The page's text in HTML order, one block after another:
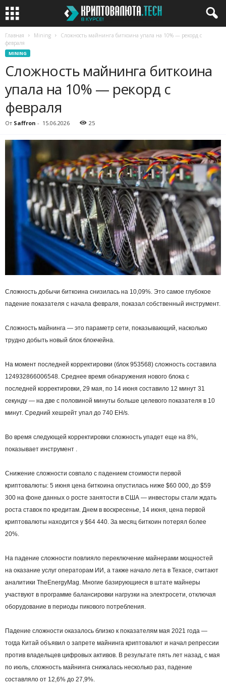
Главная Mining
Сложность майнинга биткоина упала на 10% — рекорд с
февраля
MINING
Сложность майнинга биткоина
упала на 10% — рекорд с
февраля
От Saffron - 15.06.2026 25
Сложность добычи биткоина снизилась на 10,09%. Это самое глубокое
падение показателя с начала февраля, показал собственный инструмент.
Сложность майнинга — это параметр сети, показывающий, насколько
трудно добыть новый блок блокчейна.
На момент последней корректировки (блок 953568) сложность составила
124932866006548. Среднее время обнаружения нового блока с
последней корректировки, 29 мая, по 14 июня составило 12 минут 31
секунду — на две с половиной минуты больше целевого показателя в 10
минут. Средний хешрейт упал до 740 EH/s.
Во время следующей корректировки сложность упадет еще на 8%,
показывает инструмент .
Снижение сложности совпало с падением стоимости первой
криптовалюты: 5 июня цена биткоина опустилась ниже $60 000, до $59
300 на фоне данных о росте занятости в США — инвесторы стали ждать
роста ставок по кредитам. Днем в воскресенье, 14 июня, цена первой
криптовалюты находится у $64 440. За месяц биткоин потерял более
20%.
На падение сложности повлияло переключение майнерами мощностей
на оказание услуг операторам ИИ, а также начало лета в Техасе, считают
аналитики TheEnergyMag. Многие базирующиеся в штате майнеры
участвуют в программе балансировки нагрузки на электросети, отключая
оборудование в периоды пикового потребления.
Падение сложности оказалось близко к показателям мая 2021 года —
тогда Китай объявил о запрете майнинга криптовалют и начал репрессии
против владельцев цифровых активов. В результате пять лет назад, с мая
по июль, сложность майнинга снижалась несколько раз, падение
составляло от 12,6% до 27,9%.